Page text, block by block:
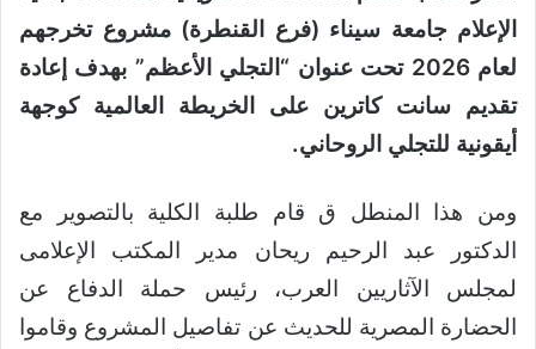
الإعلام جامعة سيناء (فرع القنطرة) مشروع تخرجهم
لعام 2026 تحت عنوان “التجلي الأعظم” بهدف إعادة
تقديم سانت كاترين على الخريطة العالمية كوجهة
أيقونية للتجلي الروحاني.
ومن هذا المنطل ق قام طلبة الكلية بالتصوير مع
الدكتور عبد الرحيم ريحان مدير المكتب الإعلامى
لمجلس الآثاريين العرب، رئيس حملة الدفاع عن
الحضارة المصرية للحديث عن تفاصيل المشروع وقاموا